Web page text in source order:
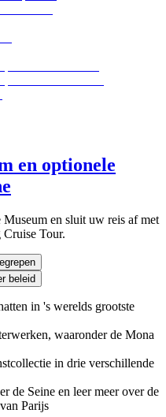
en optionele
en sluit uw reis af met
Cruise Tour.
beleid
in 's werelds grootste
waaronder de Mona
in drie verschillende
de Seine en leer meer over de
Parijs